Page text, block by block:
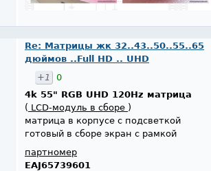
Re: Матрицы жк 32..43..50..55..65
дюймов ..Full HD .. UHD
+1
0
4k 55" RGB UHD 120Hz матрица
( LCD-модуль в сборе )
матрица в корпусе с подсветкой
готовый в сборе экран с рамкой
партномер
EAJ65739601